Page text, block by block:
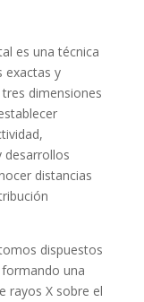
es una técnica
exactas y
dimensiones
desarrollos
distancias
dispuestos
una
rayos X sobre el